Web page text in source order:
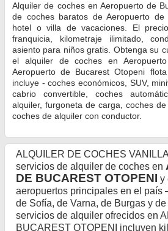
Alquiler de coches en Aeropuerto de
de coches baratos de Aeropuerto
hotel o villa de vacaciones. El
franquicia, kilometraje ilimitado,
asiento para niños gratis. Obtenga su
el alquiler de coches en
Aeropuerto de Bucarest Otopeni
incluye - coches económicos, SUV,
cabrio convertible, coches
alquiler, furgoneta de carga, coches
coches de alquiler con conductor.
ALQUILER DE COCHES
servicios de alquiler de coches en
DE BUCAREST OTOPENI y
aeropuertos principales en el país
de Sofía, de Varna, de Burgas y
servicios de alquiler ofrecidos en
BUCAREST OTOPENI incluyen